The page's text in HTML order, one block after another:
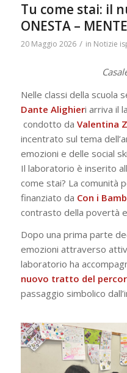
Tu come stai: il
ONESTA –
20 Maggio 2026 / in Notizie
Nelle classi della scuola
Dante Alighieri arriva il
condotto da Valentina
incentrato sul tema
emozioni e delle social
Il laboratorio è inserito
come stai? La comunità
finanziato da Con i
contrasto della povertà
Dopo una prima parte
emozioni attraverso
laboratorio ha
nuovo tratto del
passaggio simbolico